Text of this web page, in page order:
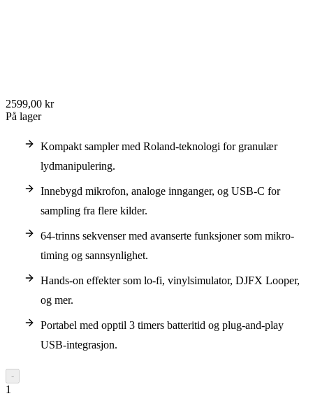
2599,00 kr
På lager
Kompakt sampler med Roland-teknologi for granulær
lydmanipulering.
Innebygd mikrofon, analoge innganger, og USB-C for
sampling fra flere kilder.
64-trinns sekvenser med avanserte funksjoner som mikro-
timing og sannsynlighet.
Hands-on effekter som lo-fi, vinylsimulator, DJFX Looper,
og mer.
Portabel med opptil 3 timers batteritid og plug-and-play
USB-integrasjon.
-
1